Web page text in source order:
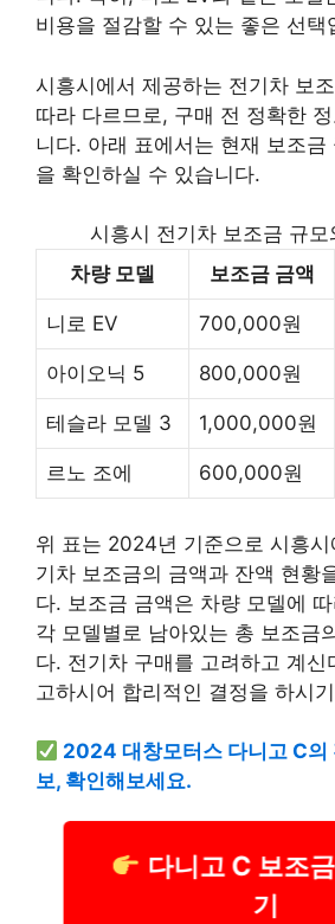
비용을 절감할 수 있는 좋은 선택
시흥시에서 제공하는 전기차 보
따라 다르므로, 구매 전 정확한
니다. 아래 표에서는 현재 보조
을 확인하실 수 있습니다.
시흥시 전기차 보조금 규
차량 모델
보조금 금액
니로 EV 700,000원
아이오닉 5 800,000원
테슬라 모델 3 1,000,000원
르노 조에 600,000원
위 표는 2024년 기준으로 시흥시
기차 보조금의 금액과 잔액 현황
다. 보조금 금액은 차량 모델에
각 모델별로 남아있는 총 보조금
다. 전기차 구매를 고려하고 계
고하시어 합리적인 결정을 하시
2024 대창모터스 다니고 C의
보, 확인해보세요.
다니고 C 보조금
기